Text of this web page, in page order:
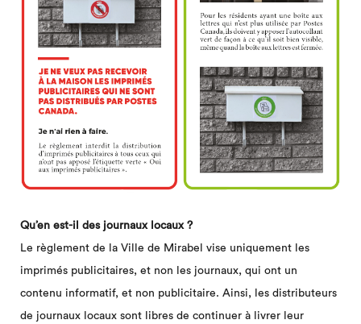
Qu’en est-il des journaux locaux ?
Le règlement de la Ville de Mirabel vise uniquement les
imprimés publicitaires, et non les journaux, qui ont un
contenu informatif, et non publicitaire. Ainsi, les distributeurs
de journaux locaux sont libres de continuer à livrer leur